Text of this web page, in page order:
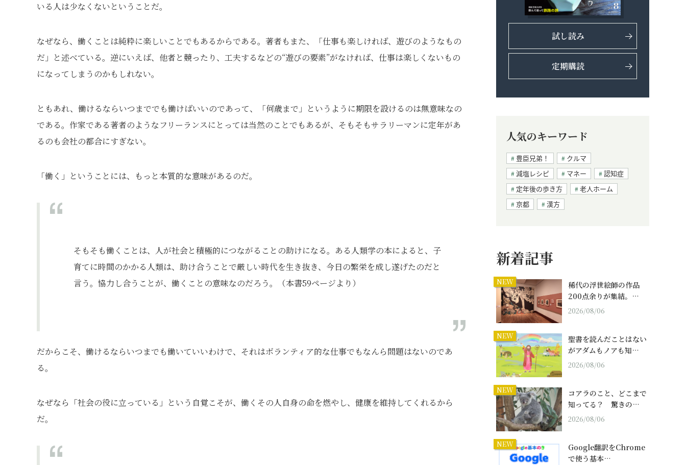
いる人は少なくないということだ。
なぜなら、働くことは純粋に楽しいことでもあるからである。著者もまた、「仕事も楽しければ、遊びのようなもの
だ」と述べている。逆にいえば、他者と競ったり、工夫するなどの“遊びの要素”がなければ、仕事は楽しくないもの
になってしまうのかもしれない。
ともあれ、働けるならいつまででも働けばいいのであって、「何歳まで」というように期限を設けるのは無意味なの
である。作家である著者のようなフリーランスにとっては当然のことでもあるが、そもそもサラリーマンに定年があ
るのも会社の都合にすぎない。
「働く」ということには、もっと本質的な意味があるのだ。
そもそも働くことは、人が社会と積極的につながることの助けになる。ある人類学の本によると、子
育てに時間のかかる人類は、助け合うことで厳しい時代を生き抜き、今日の繁栄を成し遂げたのだと
言う。協力し合うことが、働くことの意味なのだろう。（本書59ページより）
だからこそ、働けるならいつまでも働いていいわけで、それはボランティア的な仕事でもなんら問題はないのであ
る。
なぜなら「社会の役に立っている」という自覚こそが、働くその人自身の命を燃やし、健康を維持してくれるから
だ。
試し読み
定期購読
人気のキーワード
豊臣兄弟！
クルマ
減塩レシピ
マネー
認知症
定年後の歩き方
老人ホーム
京都
漢方
新着記事
NEW
稀代の浮世絵師の作品
200点余りが集結。…
2026/08/06
NEW
聖書を読んだことはない
がアダムもノアも知…
2026/08/06
NEW
コアラのこと、どこまで
知ってる？ 驚きの…
2026/08/06
NEW
Google翻訳をChrome
で使う基本…